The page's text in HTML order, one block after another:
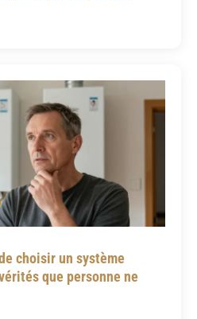
choisir un système
que personne ne